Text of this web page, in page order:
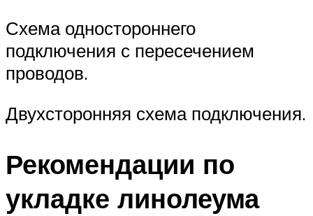
Схема одностороннего
подключения с пересечением
проводов.
Двухсторонняя схема подключения.
Рекомендации по
укладке линолеума